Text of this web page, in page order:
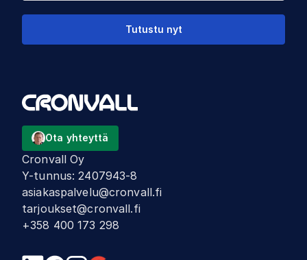
Tutustu nyt
Ota yhteyttä
Cronvall Oy
Y-tunnus:2407943-8
asiakaspalvelu@cronvall.fi
tarjoukset@cronvall.fi
+358 400 173 298